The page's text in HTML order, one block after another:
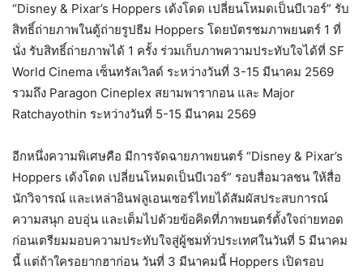
“Disney & Pixar’s Hoppers เด้งโดด เปลี่ยนโหมดเป็นบีเวอร์” รับ
สิทธิ์ถ่ายภาพในตู้ถ่ายรูปธีม Hoppers โดยบัตรชมภาพยนตร์ 1 ที่
นั่ง รับสิทธิ์ถ่ายภาพได้ 1 ครั้ง ร่วมเก็บภาพความประทับใจได้ที่ SF
World Cinema เซ็นทรัลเวิลด์ ระหว่างวันที่ 3-15 มีนาคม 2569
รวมถึง Paragon Cineplex สยามพารากอน และ Major
Ratchayothin ระหว่างวันที่ 5-15 มีนาคม 2569
อีกหนึ่งความพิเศษคือ มีการจัดฉายภาพยนตร์ “Disney & Pixar’s
Hoppers เด้งโดด เปลี่ยนโหมดเป็นบีเวอร์” รอบสื่อมวลชน ให้สื่อ
นักวิจารณ์ และเหล่าอินฟลูเอนเซอร์ไทยได้สัมผัสประสบการณ์
ความสนุก อบอุ่น และเต็มไปด้วยข้อคิดที่ภาพยนตร์ตั้งใจถ่ายทอด
ก่อนเตรียมมอบความประทับใจสู่ผู้ชมทั่วประเทศในวันที่ 5 มีนาคม
นี้ แต่ถ้าใครอยากฮาก่อน วันที่ 3 มีนาคมนี้ Hoppers เปิดรอบ